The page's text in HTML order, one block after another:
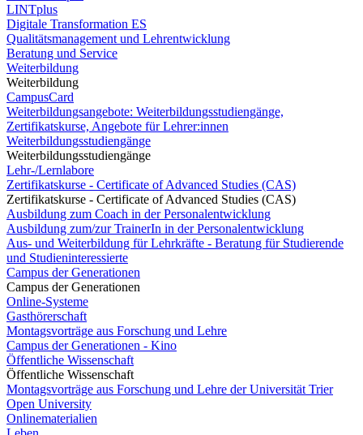
LINTplus
Digitale Transformation ES
Qualitätsmanagement und Lehrentwicklung
Beratung und Service
Weiterbildung
Weiterbildung
CampusCard
Weiterbildungsangebote: Weiterbildungsstudiengänge,
Zertifikatskurse, Angebote für Lehrer:innen
Weiterbildungsstudiengänge
Weiterbildungsstudiengänge
Lehr-/Lernlabore
Zertifikatskurse - Certificate of Advanced Studies (CAS)
Zertifikatskurse - Certificate of Advanced Studies (CAS)
Ausbildung zum Coach in der Personalentwicklung
Ausbildung zum/zur TrainerIn in der Personalentwicklung
Aus- und Weiterbildung für Lehrkräfte - Beratung für Studierende
und Studieninteressierte
Campus der Generationen
Campus der Generationen
Online-Systeme
Gasthörerschaft
Montagsvorträge aus Forschung und Lehre
Campus der Generationen - Kino
Öffentliche Wissenschaft
Öffentliche Wissenschaft
Montagsvorträge aus Forschung und Lehre der Universität Trier
Open University
Onlinematerialien